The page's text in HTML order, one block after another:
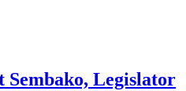
Sembako, Legislator